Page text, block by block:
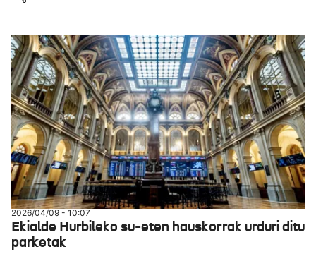
2026/04/09 - 10:07
Ekialde Hurbileko su-eten hauskorrak urduri ditu
parketak